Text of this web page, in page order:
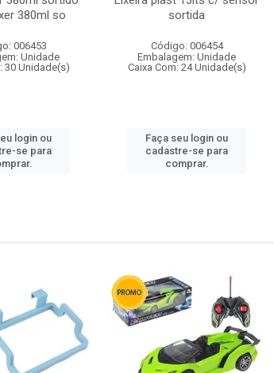
380ml so
006453
Unidade
30 Unidade(s)
login ou
se para
sortida
Código: 006454
Embalagem: Unidade
Caixa Com: 24 Unidade(s)
Faça seu login ou
cadastre-se para
comprar.